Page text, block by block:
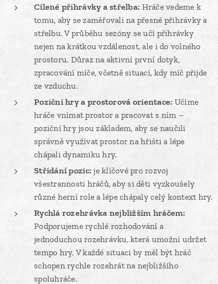
Cílené přihrávky a střelba: Hráče vedeme k
tomu, aby se zaměřovali na přesné přihrávky a
střelbu. V průběhu sezóny se učí přihrávky
nejen na krátkou vzdálenost, ale i do volného
prostoru. Důraz na aktivní první dotyk,
zpracování míče, včetně situací, kdy míč přijde
ze vzduchu.
Poziční hry a prostorová orientace: Učíme
hráče vnímat prostor a pracovat s ním –
poziční hry jsou základem, aby se naučili
správně využívat prostor na hřišti a lépe
chápali dynamiku hry.
Střídání pozic:je klíčové pro rozvoj
všestrannosti hráčů, aby si děti vyzkoušely
různé herní role a lépe chápaly celý kontext hry.
Rychlá rozehrávka nejbližším hráčem:
Podporujeme rychlé rozhodování a
jednoduchou rozehrávku, která umožní udržet
tempo hry. V každé situaci by měl být hráč
schopen rychle rozehrát na nejbližšího
spoluhráče.